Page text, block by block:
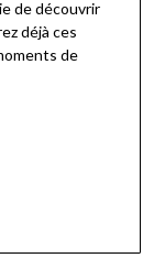
de découvrir
déjà ces
de